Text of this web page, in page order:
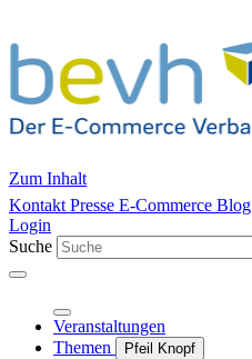
Zum Inhalt
Kontakt Presse E-Commerce Blog
Login
Suche
Veranstaltungen
Themen
Pfeil Knopf